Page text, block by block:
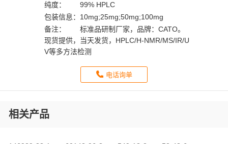
纯度：
99% HPLC
包装信息： 10mg;25mg;50mg;100mg
备注：
标准品研制厂家，品牌：CATO。
现货提供，当天发货，HPLC/H-NMR/MS/IR/U
V等多方法检测
电话询单
相关产品